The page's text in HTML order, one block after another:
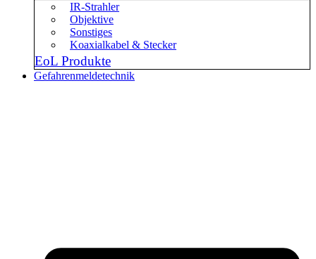
IR-Strahler
Objektive
Sonstiges
Koaxialkabel & Stecker
EoL Produkte
Gefahrenmeldetechnik